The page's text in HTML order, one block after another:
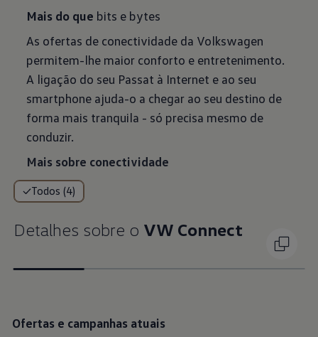
Mais do que bits e bytes
As ofertas de conectividade da Volkswagen
permitem-lhe maior conforto e entretenimento.
A ligação do seu Passat à Internet e ao seu
smartphone ajuda-o a chegar ao seu destino de
forma mais tranquila - só precisa mesmo de
conduzir.
Mais sobre conectividade
Todos (4)
Detalhes sobre o VW Connect
Ofertas e campanhas atuais